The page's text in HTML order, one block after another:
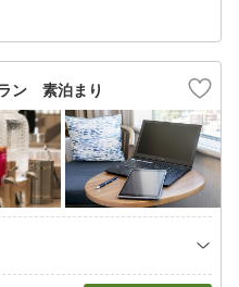
ン 素泊まり